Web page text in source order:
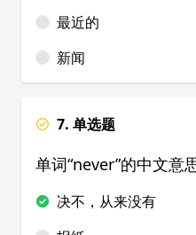
最近的
新闻
7. 单选题
单词“never”的中文意
决不，从来没有